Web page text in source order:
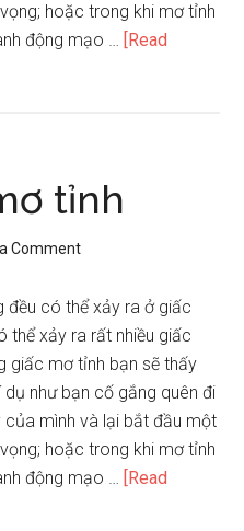
hoặc trong khi mơ tỉnh
động mạo … [Read
tỉnh
Comment
đều có thể xảy ra ở giấc
thể xảy ra rất nhiều giấc
giấc mơ tỉnh bạn sẽ thấy
như bạn cố gắng quên đi
mình và lại bắt đầu một
hoặc trong khi mơ tỉnh
động mạo … [Read